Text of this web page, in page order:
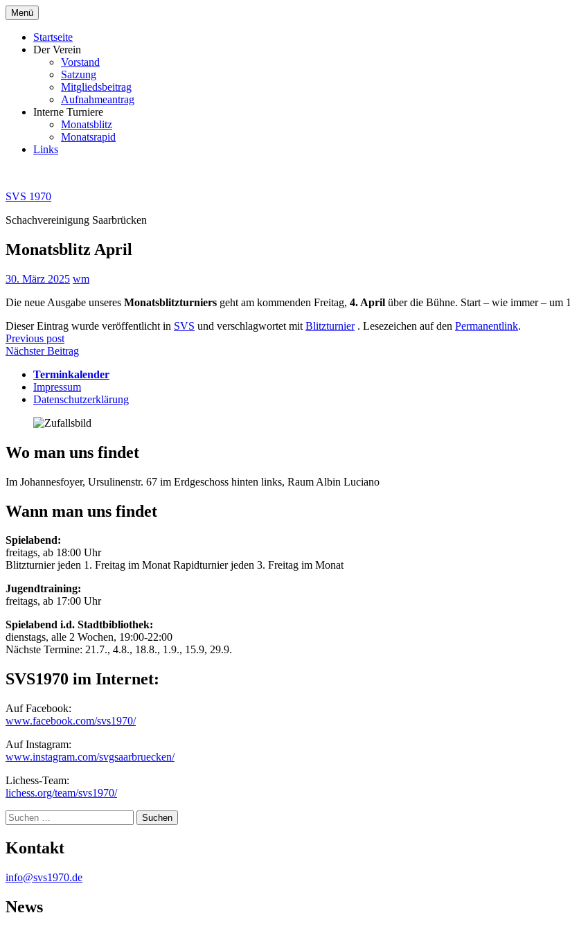
Zum
Inhalt
springen
Menü
Startseite
Der Verein
Vorstand
Satzung
Mitgliedsbeitrag
Aufnahmeantrag
Interne Turniere
Monatsblitz
Monatsrapid
Links
SVS 1970
Schachvereinigung Saarbrücken
Monatsblitz April
30. März 2025 wm
Die neue Ausgabe unseres Monatsblitzturniers geht am kommenden Freitag, 4. April über die Bühne. Start – wie immer – um 1
Dieser Eintrag wurde veröffentlicht in SVS und verschlagwortet mit Blitzturnier. Lesezeichen auf den Permanentlink.
Beitragsnavigation
Previous post
Nächster Beitrag
Terminkalender
Impressum
Datenschutzerklärung
Wo man uns findet
Im Johannesfoyer, Ursulinenstr. 67 im Erdgeschoss hinten links, Raum Albin Luciano
Wann man uns findet
Spielabend:
freitags, ab 18:00 Uhr
Blitzturnier jeden 1. Freitag im Monat Rapidturnier jeden 3. Freitag im Monat
Jugendtraining:
freitags, ab 17:00 Uhr
Spielabend i.d. Stadtbibliothek:
dienstags, alle 2 Wochen, 19:00-22:00
Nächste Termine: 21.7., 4.8., 18.8., 1.9., 15.9, 29.9.
SVS1970 im Internet:
Auf Facebook:
www.facebook.com/svs1970/
Auf Instagram:
www.instagram.com/svgsaarbruecken/
Lichess-Team:
lichess.org/team/svs1970/
Suche
Kontakt
info@svs1970.de
News